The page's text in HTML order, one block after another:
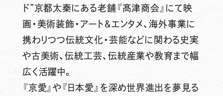
ド”京都太秦にある老舗『髙津商会』にて映
画・美術装飾・アート＆エンタメ、海外事業に
携わりつつ伝統文化・芸能などに関わる史実
や古美術、伝統工芸、伝統産業や教育まで幅
広く活躍中。
『京愛』や『日本愛』を深め世界進出を夢見る